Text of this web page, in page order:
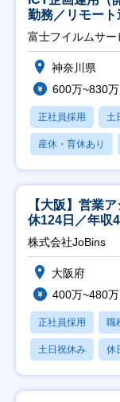
勤務／リモー
富士フイルムサ
神奈川県
600万~830万
正社員採用 土
産休・育休あり
【大阪】営業
休124日／年収
株式会社JoBins
大阪府
400万~480万
正社員採用 職
土日祝休み 休